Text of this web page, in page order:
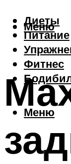
Диеты
Питание
Фитнес
Меню
Меню